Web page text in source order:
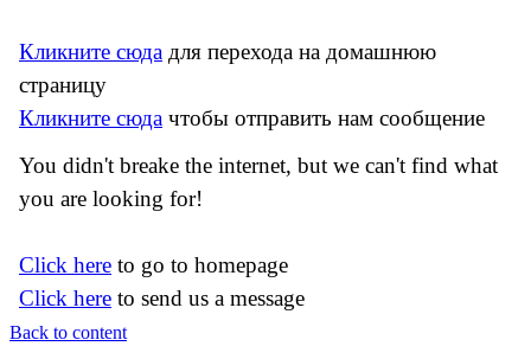
Кликните сюда для перехода на домашнюю
страницу
Кликните сюда чтобы отправить нам сообщение
You didn't breake the internet, but we can't find what
you are looking for!
Click here to go to homepage
Click here to send us a message
Back to content